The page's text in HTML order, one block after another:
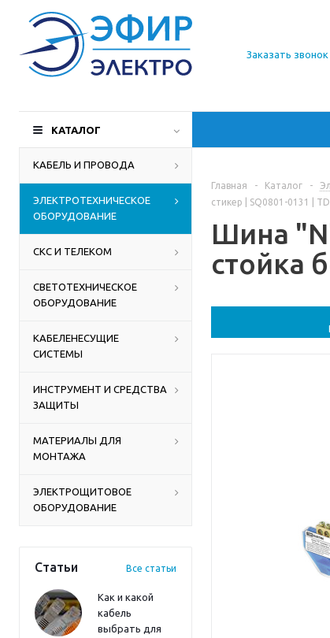
О компании
Доставка
Производители
Контакты
Заказать звонок
КАТАЛОГ
КАБЕЛЬ И ПРОВОДА
ЭЛЕКТРОТЕХНИЧЕСКОЕ
ОБОРУДОВАНИЕ
СКС И ТЕЛЕКОМ
СВЕТОТЕХНИЧЕСКОЕ
ОБОРУДОВАНИЕ
КАБЕЛЕНЕСУЩИЕ
СИСТЕМЫ
ИНСТРУМЕНТ И СРЕДСТВА
ЗАЩИТЫ
МАТЕРИАЛЫ ДЛЯ
МОНТАЖА
ЭЛЕКТРОЩИТОВОЕ
ОБОРУДОВАНИЕ
Статьи Все статьи
Как и какой
кабель
выбрать для
Главная - Каталог -
стикер | SQ0801-0131 |
Шина
стойка